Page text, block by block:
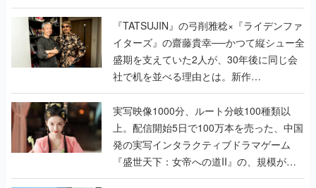
で作り込まれた理由を両ディレクターに聞
く
『TATSUJIN』の弓削雅稔×『ライデンファ
イターズ』の齋藤貴幸──かつて縦シュー全
盛期を支えていた2人が、30年後に同じ会
社で机を並べる理由とは。新作
『TATSUJIN EXTREME』で初タッグを組
んだレジェンド2人に訊く開発秘話
実写映像1000分、ルート分岐100種類以
上。配信開始5日で100万本を売った、中国
発の実写インタラクティブドラマゲーム
『盛世天下：女帝への道II』の、規模が違
うこだわりをプロデューサーに聞いた